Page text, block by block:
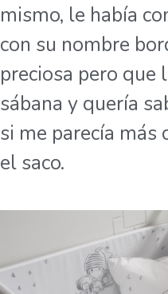
mismo, le había
con su nombre
preciosa pero
sábana y quería
si me parecía más
el saco.